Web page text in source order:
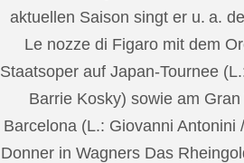
aktuellen Saison singt er u. a.
Le nozze di Figaro mit dem
Staatsoper auf Japan-Tournee
Barrie Kosky) sowie am
Barcelona (L.: Giovanni Antonini
Donner in Wagners Das